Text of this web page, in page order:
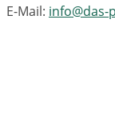
E-Mail: info@das-